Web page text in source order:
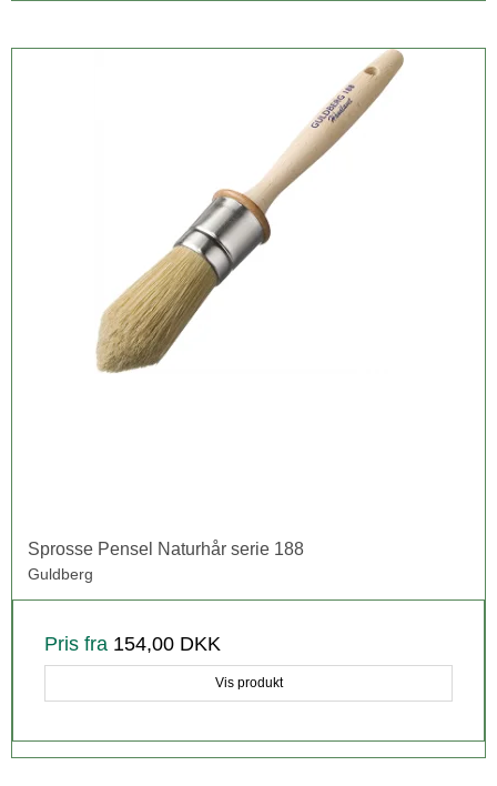
Sprosse Pensel Naturhår serie 188
Guldberg
Pris fra 154,00 DKK
Vis produkt